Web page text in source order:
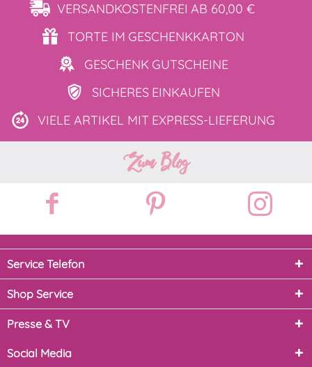
VERSANDKOSTENFREI AB 60,00 €
TORTE IM GESCHENKKARTON
GESCHENK GUTSCHEINE
SICHERES EINKAUFEN
VIELE ARTIKEL MIT EXPRESS-LIEFERUNG
Zum Blog
Service Telefon
Shop Service
Presse & TV
Social Media